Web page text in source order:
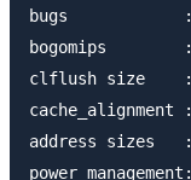
bugs		: cpu_meltdown spectre_v1 spectre_v2
bogomips	: 4600.03
clflush size	: 64
cache_alignment	: 64
address sizes	: 40 bits physical, 48 bits virtual
power management: